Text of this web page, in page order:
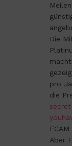
Die
pro
die
Aber